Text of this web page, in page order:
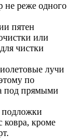
не реже одного
пятен
или
чистки
лучи
по
под прямыми
ковра, кроме